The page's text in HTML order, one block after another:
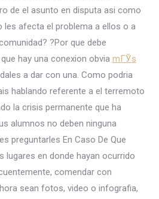
de el asunto en disputa asi­ como
les afecta el problema a ellos o a
?Por que debe
hay una conexion obvia mГЎs
a dar con una. Como podri­a
hablando referente a el terremoto
la crisis permanente que ha
alumnos no deben ninguna
preguntarles En Caso De Que
lugares en donde hayan ocurrido
comendar con
sean fotos, video o infografia,